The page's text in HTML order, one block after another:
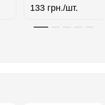
133 грн./шт.